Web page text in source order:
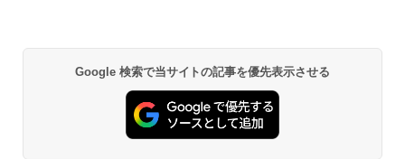
PYKES PEAK (パイクスピーク) 着替えテン
ト プライバシー テント 【中が透けない】 1
人用 折りたたみ 防災グッズ 災害用トイレ ビ
ーチ ピクニック ポップアップテント 携帯 簡
送
GRANDOOR ステンレス保冷剤 2個セット 2
Google 検索で当サイトの記事を優先表示させる